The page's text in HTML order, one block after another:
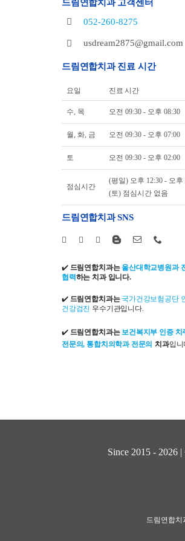
드림연합치과 고객센터
052-260-8275
usdream2875@gmail.com
드림연합치과 진료 시간
요일 진료 시간
수, 목 오전 09:30 - 오후 08:30
월, 화, 금 오전 09:30 - 오후 07:00
토 오전 09:30 - 오후 02:00
점심시간
(평일) 오후 12:30 - 오후
(토) 점심시간 없음
드림연합치과 SNS
✔️ 드림연합치과는 울산대학교병원과
협력하는 치과 입니다.
✔️ 드림연합치과는 국가건강보험공단
건강검진 우수기관입니다.
✔️ 드림연합치과는보건복지부 인증 치
전문의, 통합치의학과 전문의 치과입니
Since 2015 - 2026 |
드림연합